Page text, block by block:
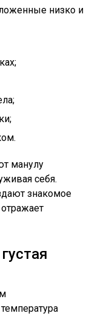
низко и
манулу
себя.
знакомое